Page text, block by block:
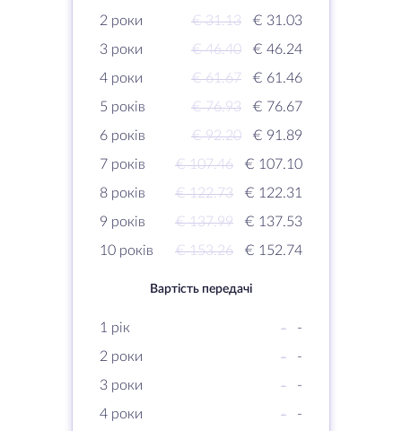
2 роки
€ 31.13
€ 31.03
3 роки
€ 46.40
€ 46.24
4 роки
€ 61.67
€ 61.46
5 років
€ 76.93
€ 76.67
6 років
€ 92.20
€ 91.89
7 років
€ 107.46
€ 107.10
8 років
€ 122.73
€ 122.31
9 років
€ 137.99
€ 137.53
10 років
€ 153.26 € 152.74
Вартість передачі
1 рік -
-
2 роки
-
-
3 роки
-
-
4 роки
-
-